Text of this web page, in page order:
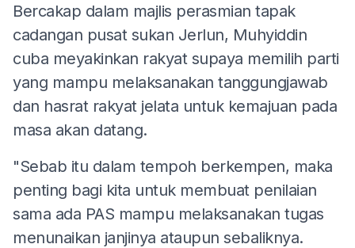
Bercakap dalam majlis perasmian tapak
cadangan pusat sukan Jerlun, Muhyiddin
cuba meyakinkan rakyat supaya memilih parti
yang mampu melaksanakan tanggungjawab
dan hasrat rakyat jelata untuk kemajuan pada
masa akan datang.
"Sebab itu dalam tempoh berkempen, maka
penting bagi kita untuk membuat penilaian
sama ada PAS mampu melaksanakan tugas
menunaikan janjinya ataupun sebaliknya.